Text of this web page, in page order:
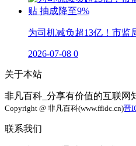
为司机减负超13亿！市监
2026-07-08 0
关于本站
非凡百科_分享有价值的互联网
Copyright @ 非凡百科(www.ffidc.cn)晋
联系我们